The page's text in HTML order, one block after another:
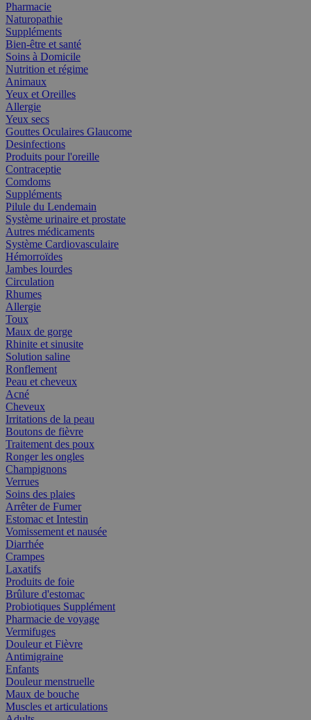
Pharmacie
Naturopathie
Suppléments
Bien-être et santé
Soins à Domicile
Nutrition et régime
Animaux
Yeux et Oreilles
Allergie
Yeux secs
Gouttes Oculaires Glaucome
Desinfections
Produits pour l'oreille
Contraceptie
Comdoms
Suppléments
Pilule du Lendemain
Système urinaire et prostate
Autres médicaments
Système Cardiovasculaire
Hémorroïdes
Jambes lourdes
Circulation
Rhumes
Allergie
Toux
Maux de gorge
Rhinite et sinusite
Solution saline
Ronflement
Peau et cheveux
Acné
Cheveux
Irritations de la peau
Boutons de fièvre
Traitement des poux
Ronger les ongles
Champignons
Verrues
Soins des plaies
Arrêter de Fumer
Estomac et Intestin
Vomissement et nausée
Diarrhée
Crampes
Laxatifs
Produits de foie
Brûlure d'estomac
Probiotiques Supplément
Pharmacie de voyage
Vermifuges
Douleur et Fièvre
Antimigraine
Enfants
Douleur menstruelle
Maux de bouche
Muscles et articulations